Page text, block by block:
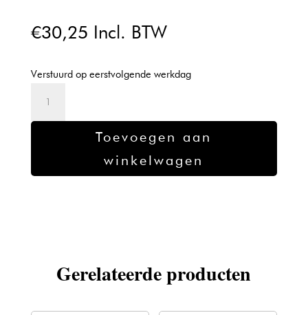
€30,25 Incl. BTW
Verstuurd op eerstvolgende werkdag
Toevoegen aan
winkelwagen
Gerelateerde producten